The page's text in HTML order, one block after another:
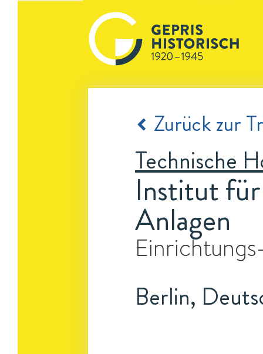
Zurück zur
Technische
Institut
Anlagen
Berlin,